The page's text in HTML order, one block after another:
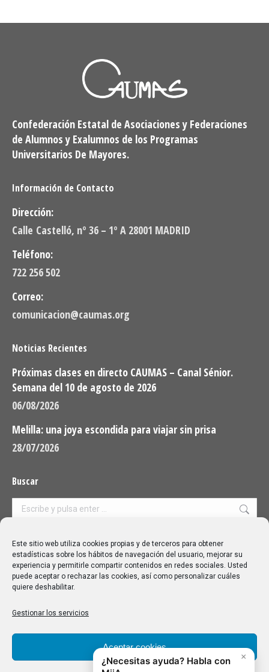
Este sitio web utiliza cookies propias y de terceros para obtener
estadísticas sobre los hábitos de navegación del usuario, mejorar su
experiencia y permitirle compartir contenidos en redes sociales. Usted
puede aceptar o rechazar las cookies, así como personalizar cuáles
quiere deshabilitar.
Gestionar los servicios
Aceptar cookies
Confederación Estatal de Asociaciones y Federaciones
de Alumnos y Exalumnos de los Programas
Universitarios De Mayores.
Información de Contacto
Dirección:
Calle Castelló, nº 36 – 1º A 28001 MADRID
Teléfono:
722 256 502
Correo:
comunicacion@caumas.org
Noticias Recientes
Próximas clases en directo CAUMAS – Canal Sénior.
Semana del 10 de agosto de 2026
06/08/2026
Melilla: una joya escondida para viajar sin prisa
28/07/2026
Buscar
Buscar:
Aviso Legal|Política de privacidad|Política de cookies